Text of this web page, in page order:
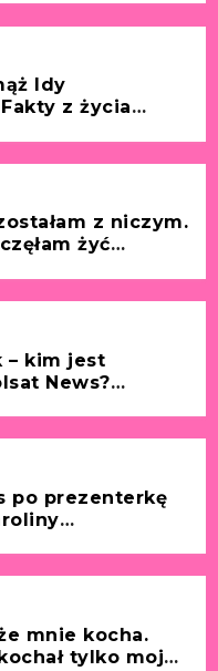
Idy
z życia
z niczym.
żyć
– kim jest
News?
po prezenterkę
mnie kocha.
tylko moje